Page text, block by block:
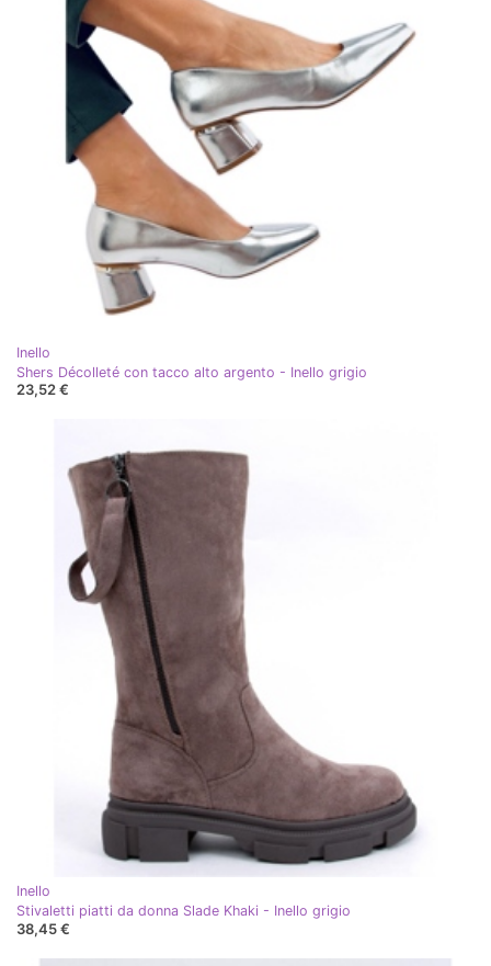
Inello
Shers Décolleté con tacco alto argento - Inello grigio
23,52 €
Inello
Stivaletti piatti da donna Slade Khaki - Inello grigio
38,45 €